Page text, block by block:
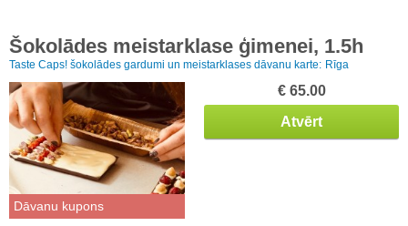
Šokolādes meistarklase ģimenei, 1.5h
Taste Caps! šokolādes gardumi un meistarklases dāvanu karte: Rīga
Dāvanu kupons
€ 65.00
Atvērt